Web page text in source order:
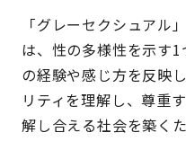
「グレーセクシュアル
は、性の多様性を示す
の経験や感じ方を反映
リティを理解し、尊重
解し合える社会を築く